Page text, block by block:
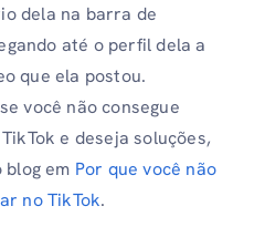
dela na barra de
até o perfil dela a
que ela postou.
você não consegue
e deseja soluções,
em Por que você não
no TikTok.